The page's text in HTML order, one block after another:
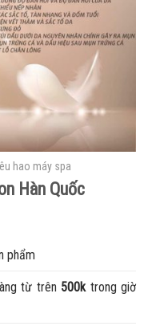
hao máy spa
Hàn Quốc
phẩm
từ trên 500ktrong giờ